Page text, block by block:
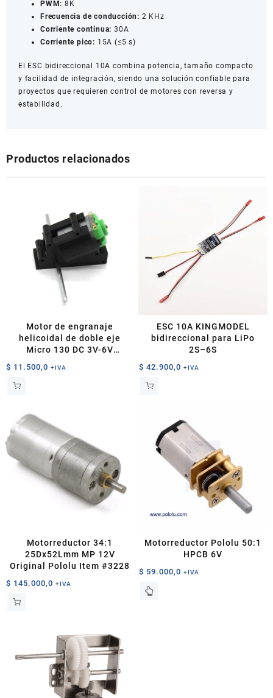
PWM: 8K
Frecuencia de conducción: 2 KHz
Corriente continua: 30A
Corriente pico: 15A (≤5 s)
El ESC bidireccional 10A combina potencia, tamaño compacto
y facilidad de integración, siendo una solución confiable para
proyectos que requieren control de motores con reversa y
estabilidad.
Productos relacionados
Motor de engranaje
helicoidal de doble eje
Micro 130 DC 3V-6V
$ 11.500,0 +IVA
ESC 10A KINGMODEL
bidireccional para LiPo
2S–6S
$ 42.900,0 +IVA
Motorreductor 34:1
25Dx52Lmm MP 12V
Original Pololu Item #3228
$ 145.000,0 +IVA
Motorreductor Pololu 50:1
HPCB 6V
$ 59.000,0 +IVA